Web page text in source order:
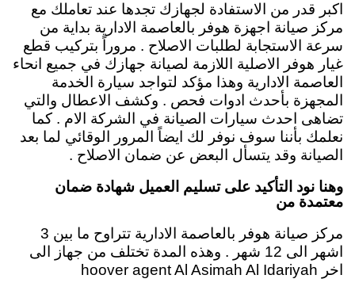
اكبر قدر من الاستفادة لجهازك تجدها عند تعاملك مع
مركز صيانة اجهزة هوفر بالعاصمة الادارية بداية من
سرعة الاستجابة لطلبات الاصلاح . مروراً بتركيب قطع
غيار هوفر الاصلية اللازمة لصيانة جهازك في جميع انحاء
العاصمة الادارية وهذا مؤكد لتواجد سيارة الخدمة
المجهزة بأحدث ادوات فحص . وكشف الاعطال والتي
تضاهى احدث سيارات الصيانة في الشركة الام . كما
نعلمك بأننا سوف نوفر لك ايضاً المرور الوقائي لما بعد
الصيانة وقد يتسأل البعض عن ضمان الاصلاح .
وهنا نود التأكيد على تسليم العميل شهادة ضمان
معتمدة من
مركز صيانة هوفر بالعاصمة الادارية تتراوح ما بين 3
اشهر الى 12 شهر . وهذه المدة تختلف من جهاز الى
اخر hoover agent Al Asimah Al Idariyah